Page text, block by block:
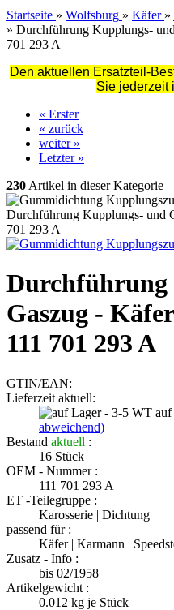
Startseite » Wolfsburg » Käfer »
» Durchführung Kupplungs-
701 293 A
Den aktuellen Ersatzteil-
Sie jederzeit
« Erster
« zurück
weiter »
Letzter »
230 Artikel in dieser Kategorie
Durchführung Kupplungs- und
701 293 A
Gaszug -
111 701 293 A
GTIN/EAN:
Lieferzeit aktuell:
abweichend)
Bestand aktuell :
16 Stück
OEM - Nummer :
111 701 293 A
ET -Teilegruppe :
Karosserie | Dichtung
passend für :
Käfer | Karmann |
Zusatz - Info :
bis 02/1958
Artikelgewicht :
0.012 kg je Stück